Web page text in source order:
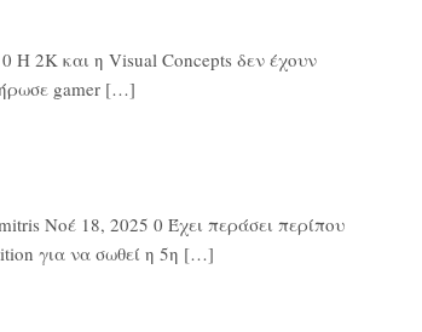
Η 2K και η Visual Concepts δεν έχουν
gamer […]
Νοέ 18, 2025 0 Έχει περάσει περίπου
για να σωθεί η 5η […]